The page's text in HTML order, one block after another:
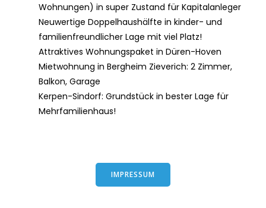
Wohnungen) in super Zustand für Kapitalanleger
Neuwertige Doppelhaushälfte in kinder- und
familienfreundlicher Lage mit viel Platz!
Attraktives Wohnungspaket in Düren-Hoven
Mietwohnung in Bergheim Zieverich: 2 Zimmer,
Balkon, Garage
Kerpen-Sindorf: Grundstück in bester Lage für
Mehrfamilienhaus!
IMPRESSUM